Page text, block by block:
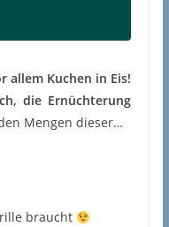
allem Kuchen in Eis!
die Ernüchterung
Mengen dieser…
braucht